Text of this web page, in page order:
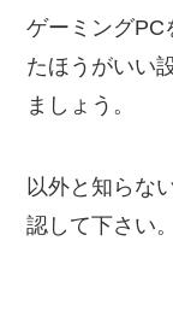
ゲーミングPC
たほうがいい
ましょう。
以外と知らな
認して下さい。